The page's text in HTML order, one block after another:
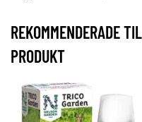
REKOMMENDERADE
PRODUKT